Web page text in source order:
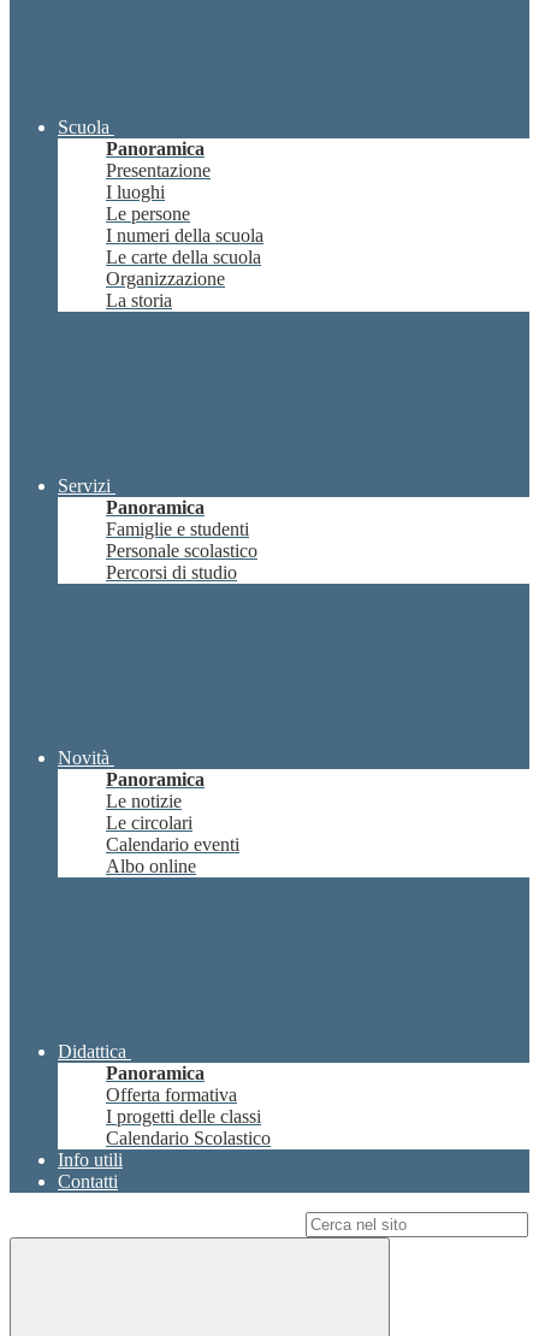
Scuola
Panoramica
Presentazione
I luoghi
Le persone
I numeri della scuola
Le carte della scuola
Organizzazione
La storia
Servizi
Panoramica
Famiglie e studenti
Personale scolastico
Percorsi di studio
Novità
Panoramica
Le notizie
Le circolari
Calendario eventi
Albo online
Didattica
Panoramica
Offerta formativa
I progetti delle classi
Calendario Scolastico
Info utili
Contatti